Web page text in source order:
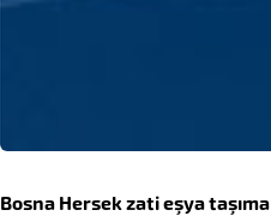
Bosna Hersek zati eşya taşıma